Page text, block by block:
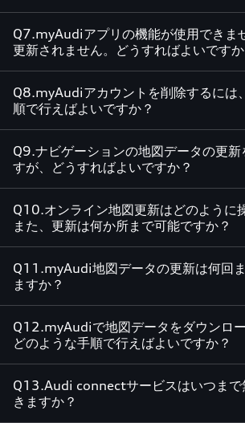
Q7.myAudiアプリの機能が使用できま
更新されません。どうすればよいですか
Q8.myAudiアカウントを削除するには
順で行えばよいですか？
Q9.ナビゲーションの地図データの更
すが、どうすればよいですか？
Q10.オンライン地図更新はどのように
また、更新は何か所まで可能ですか？
Q11.myAudi地図データの更新は何回
ますか？
Q12.myAudiで地図データをダウンロー
どのような手順で行えばよいですか？
Q13.Audi connectサービスはいつまで
きますか？